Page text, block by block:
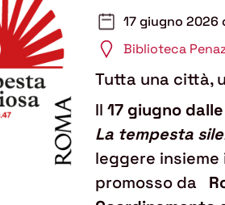
17 giugno 2026
Biblioteca
Tutta una città,
Il17 giugno
La tempesta
leggere
promosso da